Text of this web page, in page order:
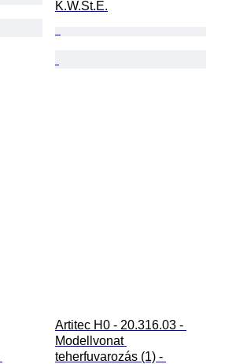
K.W.St.E.
Artitec H0 - 20.316.03 -
Modellvonat
teherfuvarozás (1) -